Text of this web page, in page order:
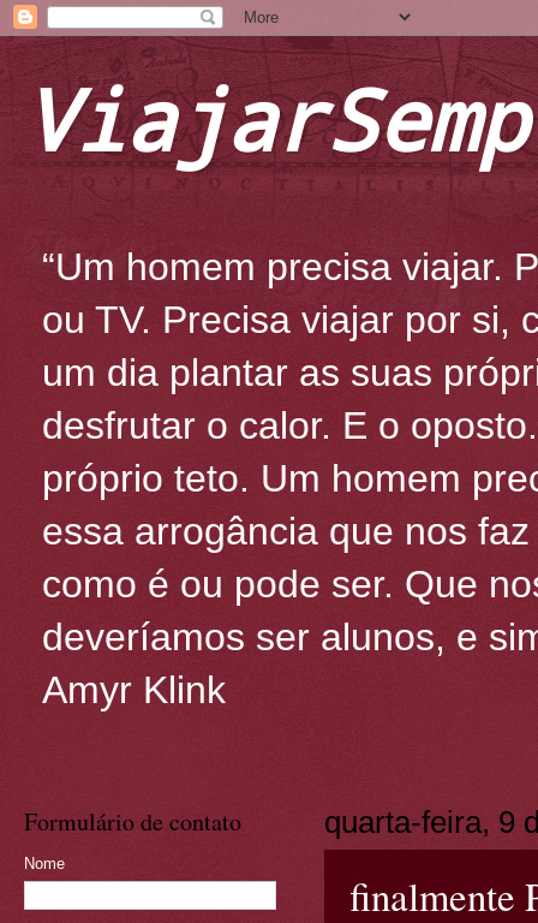
“Um homem precisa viajar.
ou TV. Precisa viajar por si,
um dia plantar as suas
desfrutar o calor. E o
próprio teto. Um homem
essa arrogância que nos
como é ou pode ser. Que
deveríamos ser alunos, e
Amyr Klink
quarta-feira, 9
finalmente
Formulário de contato
Nome